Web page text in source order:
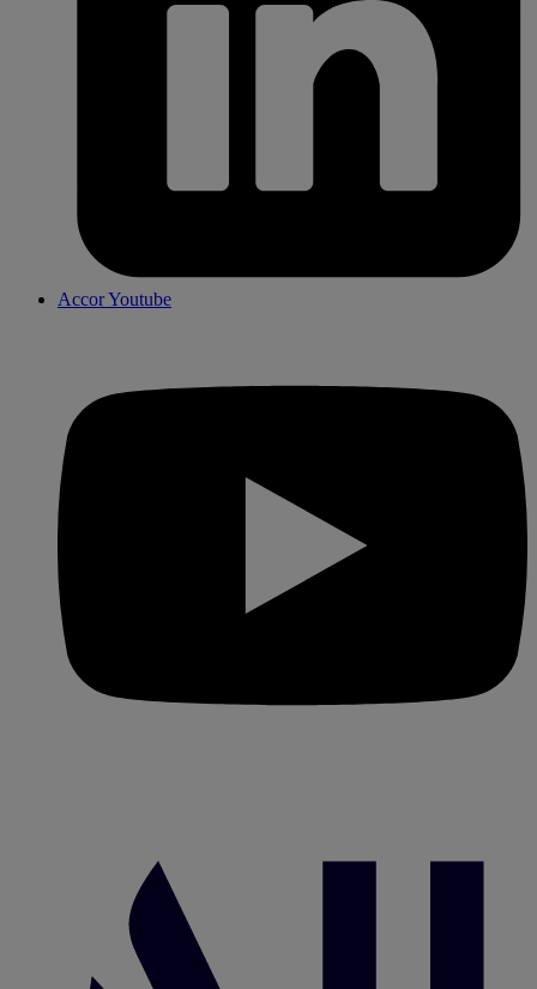
Accor Youtube